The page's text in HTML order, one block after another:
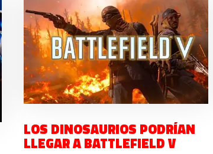
LOS DINOSAURIOS PODRÍAN
LLEGAR A BATTLEFIELD V